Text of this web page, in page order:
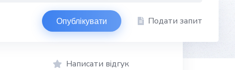
Опублікувати Подати запит
Написати відгук